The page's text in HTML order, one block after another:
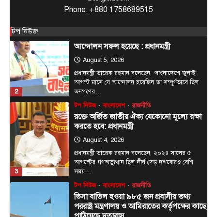
Phone: +880 1758689515
টপ নিউজ
জনগণের…
3
রক্তে অর্জিত জাতীয় ঐক্য যেকোনো মূল্যে রক্ষা
করতে হবে: প্রধানমন্ত্রী
August 4, 2026
প্রধানমন্ত্রী তারেক রহমান বলেছেন, ২০২৪ সালের ৫
আগস্টের গণঅভ্যুত্থান ছিল দীর্ঘ দেড় দশকেরও বেশি
সময়…
4
টপ নিউজ
ভিসা বাতিল হওয়া ৯৮৫ জন প্রবাসীর তথ্য
পররাষ্ট্র মন্ত্রণালয় ও আমিরাতের কর্তৃপক্ষের কাছে
পাঠিয়েছে দূতাবাস
August 4, 2026
সংযুক্ত আরব আমিরাতে ছুটি কাটাতে দেশে এসে
স্বয়ংক্রিয়ভাবে ভিসা বাতিলের শিকার হওয়া প্রবাসীদের
আইনি ও…
টপ নিউজ
বাংলাদেশ রাজনীতি
ডিসেম্বরের মধ্যে কৃষকদের পূর্ণাঙ্গ তালিকা
প্রণয়নের নির্দেশ প্রধানমন্ত্রীর